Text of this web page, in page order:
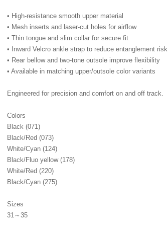
• High-resistance smooth upper material
• Mesh inserts and laser-cut holes for airflow
• Thin tongue and slim collar for secure fit
• Inward Velcro ankle strap to reduce entanglement risk
• Rear bellow and two-tone outsole improve flexibility
• Available in matching upper/outsole color variants
Engineered for precision and comfort on and off track.
Colors
Black (071)
Black/Red (073)
White/Cyan (124)
Black/Fluo yellow (178)
White/Red (220)
Black/Cyan (275)
Sizes
31～35